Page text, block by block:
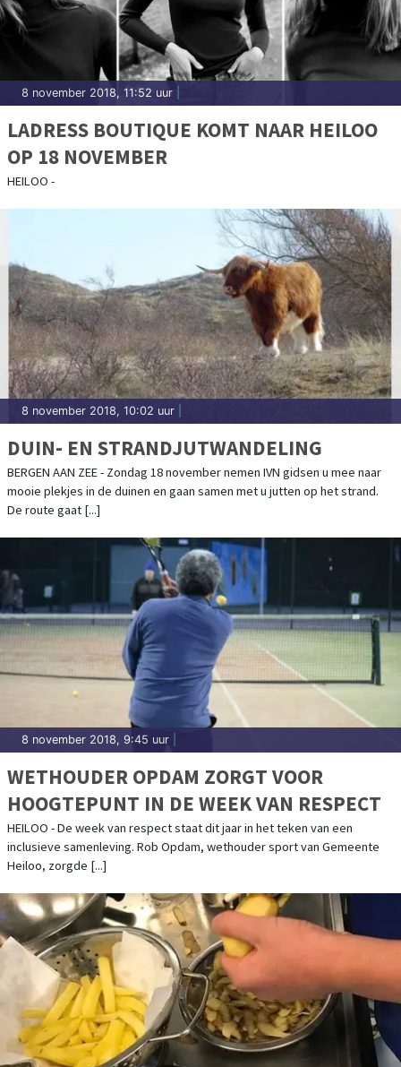
8 november 2018, 11:52 uur
LADRESS BOUTIQUE KOMT NAAR HEILOO
OP 18 NOVEMBER
HEILOO -
8 november 2018, 10:02 uur
DUIN- EN STRANDJUTWANDELING
BERGEN AAN ZEE - Zondag 18 november nemen IVN gidsen u mee naar
mooie plekjes in de duinen en gaan samen met u jutten op het strand.
De route gaat [...]
8 november 2018, 9:45 uur
WETHOUDER OPDAM ZORGT VOOR
HOOGTEPUNT IN DE WEEK VAN RESPECT
HEILOO - De week van respect staat dit jaar in het teken van een
inclusieve samenleving. Rob Opdam, wethouder sport van Gemeente
Heiloo, zorgde [...]